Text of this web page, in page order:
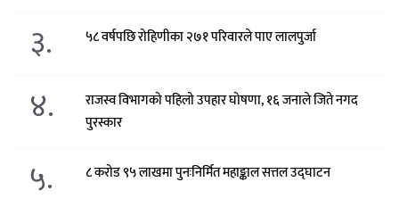
३. ५८ वर्षपछि रोहिणीका २७१ परिवारले पाए लालपुर्जा
४.
राजस्व विभागको पहिलो उपहार घोषणा, १६ जनाले जिते नगद
पुरस्कार
५. ८ करोड ९५ लाखमा पुनःनिर्मित महाङ्काल सत्तल उद्घाटन